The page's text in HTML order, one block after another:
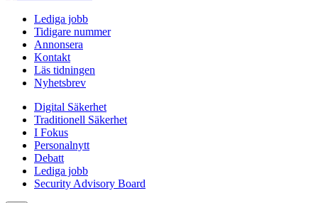
Lediga jobb
Tidigare nummer
Annonsera
Kontakt
Läs tidningen
Nyhetsbrev
Digital Säkerhet
Traditionell Säkerhet
I Fokus
Personalnytt
Debatt
Lediga jobb
Security Advisory Board